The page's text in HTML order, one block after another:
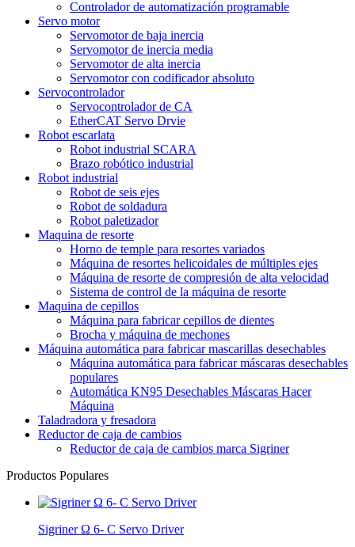
Controlador de automatización programable
Servo motor
Servomotor de baja inercia
Servomotor de inercia media
Servomotor de alta inercia
Servomotor con codificador absoluto
Servocontrolador
Servocontrolador de CA
EtherCAT Servo Drvie
Robot escarlata
Robot industrial SCARA
Brazo robótico industrial
Robot industrial
Robot de seis ejes
Robot de soldadura
Robot paletizador
Maquina de resorte
Horno de temple para resortes variados
Máquina de resortes helicoidales de múltiples ejes
Máquina de resorte de compresión de alta velocidad
Sistema de control de la máquina de resorte
Maquina de cepillos
Máquina para fabricar cepillos de dientes
Brocha y máquina de mechones
Máquina automática para fabricar mascarillas desechables
Máquina automática para fabricar máscaras desechables
populares
Automática KN95 Desechables Máscaras Hacer
Máquina
Taladradora y fresadora
Reductor de caja de cambios
Reductor de caja de cambios marca Sigriner
Productos Populares
Sigriner Ω 6- C Servo Driver